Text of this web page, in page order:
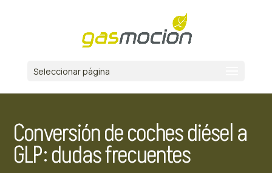
Seleccionar página
Conversión de coches diésel a
GLP: dudas frecuentes